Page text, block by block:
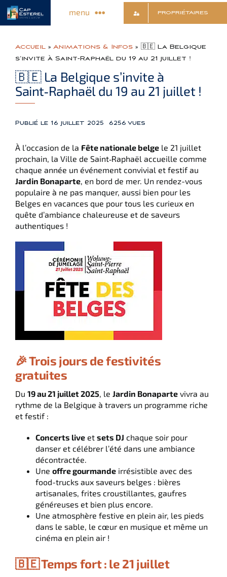
Passer
au
menu
Commerces & Services
Animations & Infos
Culture & Loisirs
Contact
Italiano
PROPRIÉTAIRES
Accueil» Animations & Infos» 🇧🇪 La Belgique
s’invite à Saint‑Raphaël du 19 au 21 juillet !
🇧🇪 La Belgique s’invite à
Saint‑Raphaël du 19 au 21 juillet !
Publié le 16 juillet 2025 6256 vues
À l’occasion de la Fête nationale belgele 21 juillet
prochain, la Ville de Saint‑Raphaël accueille comme
chaque année un événement convivial et festif au
Jardin Bonaparte, en bord de mer. Un rendez-vous
populaire à ne pas manquer, aussi bien pour les
Belges en vacances que pour tous les curieux en
quête d’ambiance chaleureuse et de saveurs
authentiques !
🎉 Trois jours de festivités
gratuites
Du 19 au 21 juillet 2025, le Jardin Bonapartevivra au
rythme de la Belgique à travers un programme riche
et festif :
Concerts liveet sets DJ chaque soir pour
danser et célébrer l’été dans une ambiance
décontractée.
Une offre gourmandeirrésistible avec des
food-trucks aux saveurs belges : bières
artisanales, frites croustillantes, gaufres
généreuses et bien plus encore.
Une atmosphère festive en plein air, les pieds
dans le sable, le cœur en musique et même un
cinéma en plein air !
🇧🇪 Temps fort : le 21 juillet